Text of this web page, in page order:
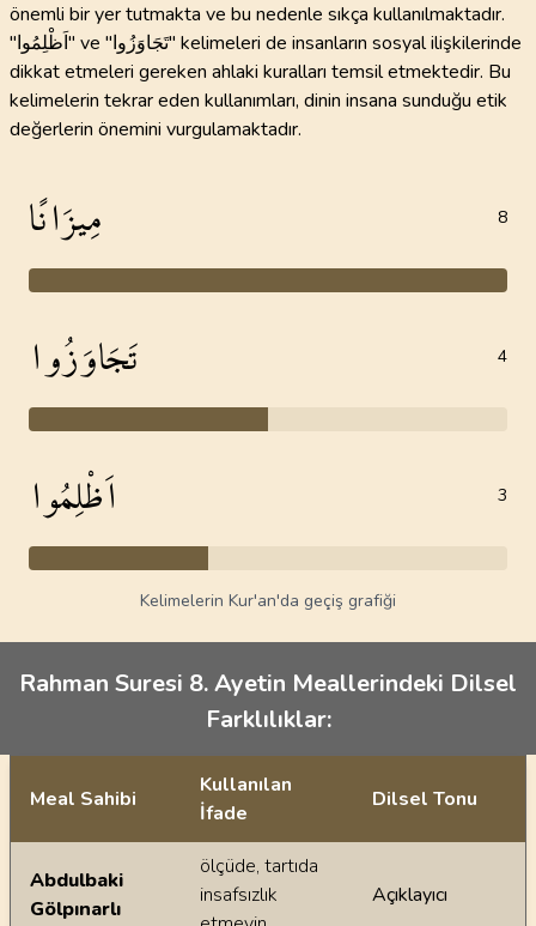
önemli bir yer tutmakta ve bu nedenle sıkça kullanılmaktadır.
"اَظْلِمُوا" ve "تَجَاوَزُوا" kelimeleri de insanların sosyal ilişkilerinde
dikkat etmeleri gereken ahlaki kuralları temsil etmektedir. Bu
kelimelerin tekrar eden kullanımları, dinin insana sunduğu etik
değerlerin önemini vurgulamaktadır.
مِيزَانًا 8
تَجَاوَزُوا 4
اَظْلِمُوا 3
Kelimelerin Kur'an'da geçiş grafiği
Rahman Suresi 8. Ayetin Meallerindeki Dilsel
Farklılıklar:
Ayetin meallerindeki dilsel farklılıklar
Meal Sahibi
Kullanılan
İfade
Dilsel Tonu
Abdulbaki
Gölpınarlı
ölçüde, tartıda
insafsızlık
Açıklayıcı